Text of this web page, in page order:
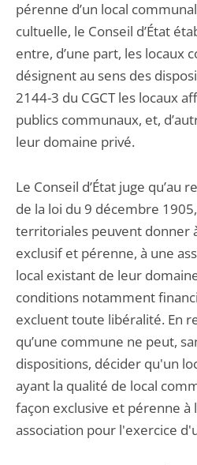
pérenne d’un local
cultuelle, le Conseil d’État
entre, d’une part, les locaux
désignent au sens des
2144-3 du CGCT les locaux
publics communaux, et,
leur domaine privé.
Le Conseil d’État juge qu’au
de la loi du 9 décembre
territoriales peuvent donner
exclusif et pérenne, à une
local existant de leur
conditions notamment
excluent toute libéralité. En
qu’une commune ne peut,
dispositions, décider qu'un
ayant la qualité de local
façon exclusive et pérenne à
association pour l'exercice